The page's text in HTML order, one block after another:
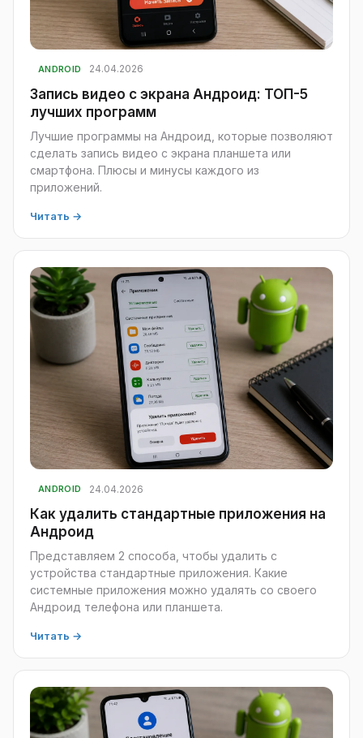
ANDROID 24.04.2026
Запись видео с экрана Андроид: ТОП-5
лучших программ
Лучшие программы на Андроид, которые позволяют
сделать запись видео с экрана планшета или
смартфона. Плюсы и минусы каждого из
приложений.
Читать →
ANDROID 24.04.2026
Как удалить стандартные приложения на
Андроид
Представляем 2 способа, чтобы удалить с
устройства стандартные приложения. Какие
системные приложения можно удалять со своего
Андроид телефона или планшета.
Читать →